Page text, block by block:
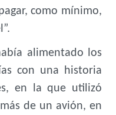
como mínimo,
alimentado los
con una historia
en la que utilizó
de un avión, en